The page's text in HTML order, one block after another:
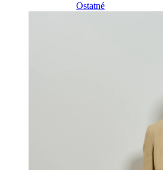
Ostatné